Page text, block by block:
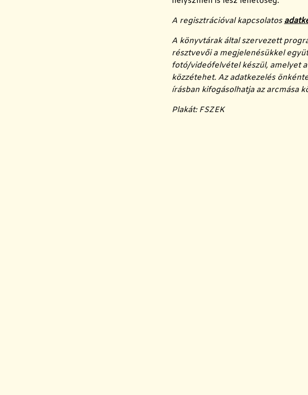
A regisztrációval kapcsolatos
A könyvtárak által szervezett
résztvevői a megjelenésükkel
fotó/videófelvétel készül, amelyet
közzétehet. Az adatkezelés
írásban kifogásolhatja az arcmása
Plakát: FSZEK